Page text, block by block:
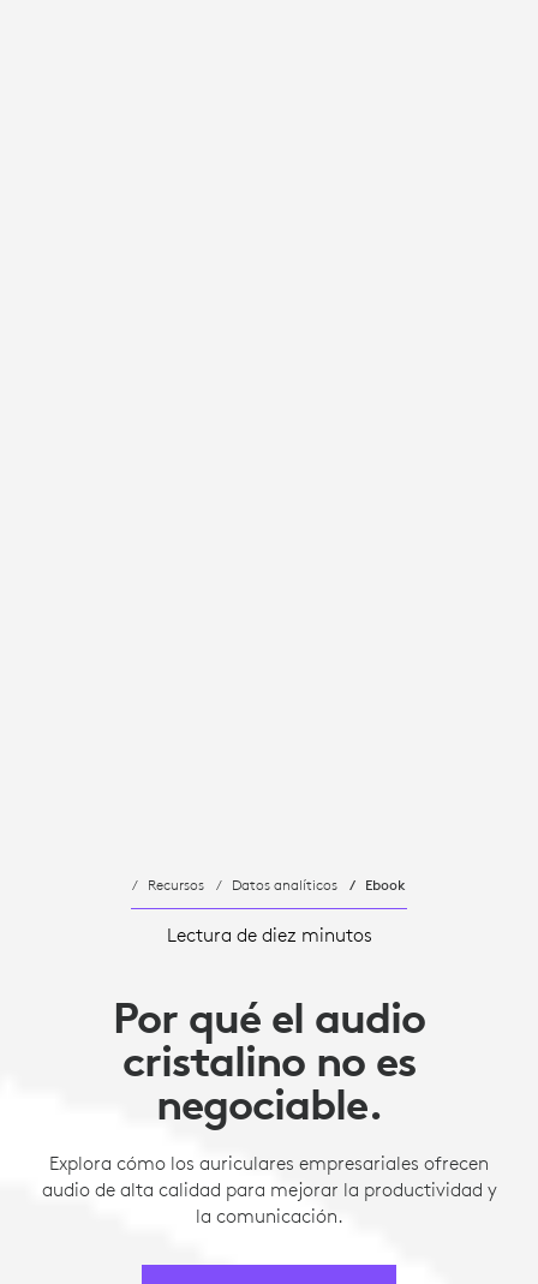
Recursos Datos analíticos Ebook
Lectura de diez minutos
Por qué el audio
cristalino no es
negociable.
Explora cómo los auriculares empresariales ofrecen
audio de alta calidad para mejorar la productividad y
la comunicación.